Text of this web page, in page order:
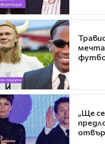
мечта
„Ще